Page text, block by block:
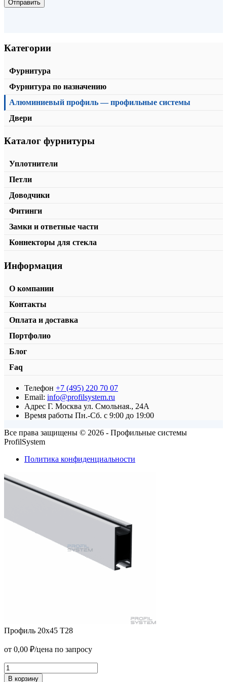
Стойка три грани
от2110,00₽/м2
Стяжной угольник малый
150,00₽ В корзину
Рейка одинарный витраж
от 354,00₽/м2 В корзину
Отправить
Категории
Фурнитура
Фурнитура по назначению
Алюминиевый профиль — профильные системы
Двери
Каталог фурнитуры
Уплотнители
Петли
Доводчики
Фитинги
Замки и ответные части
Коннекторы для стекла
Информация
О компании
Контакты
Оплата и доставка
Портфолио
Блог
Faq
Телефон +7 (495) 220 70 07
Email: info@profilsystem.ru
Адрес Г. Москва ул. Смольная., 24А
Время работы Пн.-Сб. с 9:00 до 19:00
Все права защищены © 2026 - Профильные системы
ProfilSystem
Политика конфиденциальности
Профиль 20х45 T28
от 0,00 ₽/цена по запросу
Профиль
20х45
В корзину